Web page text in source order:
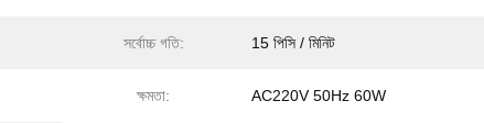
সর্বোচ্চ গতি: 15 পিসি / মিনিট
ক্ষমতা: AC220V 50Hz 60W